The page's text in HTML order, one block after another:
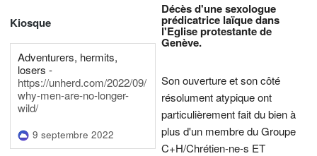
Kiosque
Adventurers, hermits,
losers -
https://unherd.com/2022/09/
why-men-are-no-longer-
wild/
9 septembre 2022
Décès d'une sexologue
prédicatrice laïque dans
l'Eglise protestante de
Genève.
Son ouverture et son côté
résolument atypique ont
particulièrement fait du bien à
plus d'un membre du Groupe
C+H/Chrétien-ne-s ET